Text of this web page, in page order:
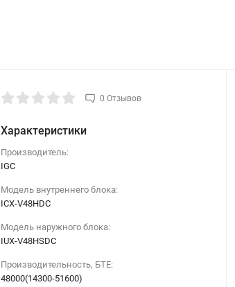
0 Отзывов
Характеристики
Производитель:
IGC
Модель внутреннего блока:
ICX-V48HDC
Модель наружного блока:
IUX-V48HSDC
Производительность, БТЕ:
48000(14300-51600)